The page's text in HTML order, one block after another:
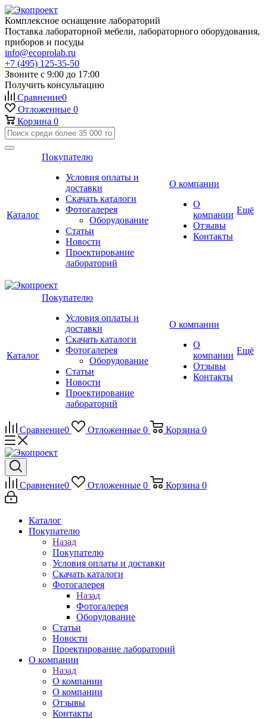
Комплексное оснащение лабораторий
Поставка лабораторной мебели, лабораторного оборудования,
приборов и посуды
info@ecoprolab.ru
+7 (495) 125-35-50
Звоните с 9:00 до 17:00
Получить консультацию
Сравнение0
Отложенные 0
Корзина 0
Каталог
Покупателю
Условия оплаты и
доставки
Скачать каталоги
Фотогалерея
Оборудование
Статьи
Новости
Проектирование
лабораторий
О компании
О
компании
Отзывы
Контакты
Ещё
Каталог
Покупателю
Условия оплаты и
доставки
Скачать каталоги
Фотогалерея
Оборудование
Статьи
Новости
Проектирование
лабораторий
О компании
О
компании
Отзывы
Контакты
Ещё
Сравнение0 Отложенные 0 Корзина 0
Сравнение0 Отложенные 0 Корзина 0
Каталог
Покупателю
Назад
Покупателю
Условия оплаты и доставки
Скачать каталоги
Фотогалерея
Назад
Фотогалерея
Оборудование
Статьи
Новости
Проектирование лабораторий
О компании
Назад
О компании
О компании
Отзывы
Контакты